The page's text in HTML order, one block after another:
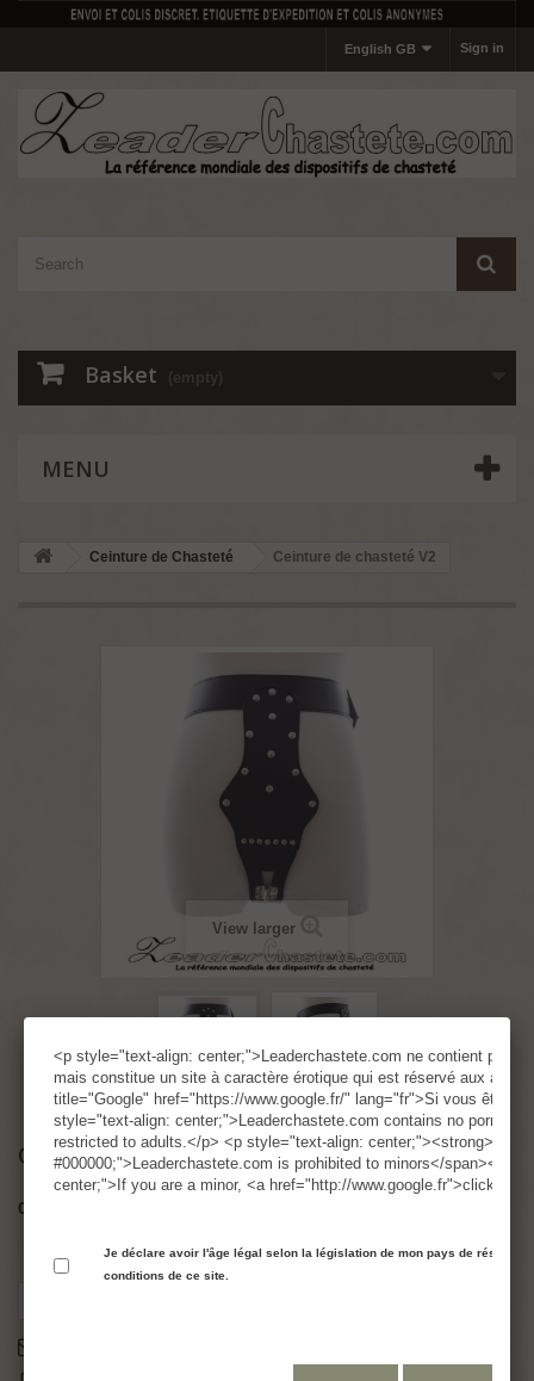
Sign in
English GB
Basket (empty)
MENU
Ceinture de Chasteté Ceinture de chasteté V2
View larger
Ceinture de chasteté V2
Condition:
RUPTURE DE STOCK délais 3 semaines environs
<p style="text-align: center;">Leaderchastete.com ne contient pas
mais constitue un site à caractère érotique qui est réservé aux
title="Google" href="https://www.google.fr/" lang="fr">Si vous êtes
style="text-align: center;">Leaderchastete.com contains no
restricted to adults.</p> <p style="text-align:
#000000;">Leaderchastete.com is prohibited to minors</span></
center;">If you are a minor, <a href="http://www.google.fr">click
Je déclare avoir l'âge légal selon la législation de mon pays de
conditions de ce site.